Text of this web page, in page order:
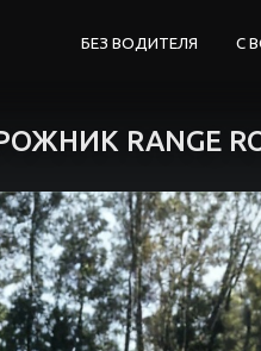
БЕЗ ВОДИТЕЛЯ С
RANGE